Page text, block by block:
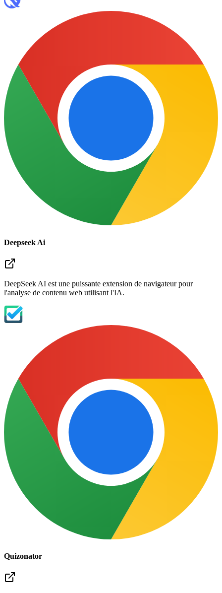
Deepseek Ai
DeepSeek AI est une puissante extension de navigateur pour
l'analyse de contenu web utilisant l'IA.
Quizonator